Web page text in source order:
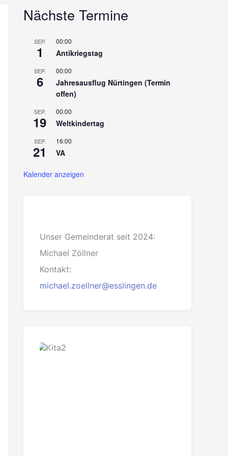
Nächste Termine
SEP.
1
00:00
Antikriegstag
SEP.
6
00:00
Jahresausflug Nürtingen (Termin
offen)
SEP.
19
00:00
Weltkindertag
SEP.
21
16:00
VA
Kalender anzeigen
Unser Gemeinderat seit 2024:
Michael Zöllner
Kontakt:
michael.zoellner@esslingen.de